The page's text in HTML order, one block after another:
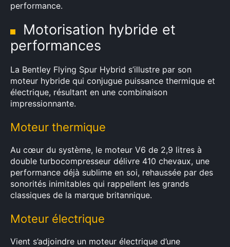
performance.
Motorisation hybride et
performances
La Bentley Flying Spur Hybrid s’illustre par son
moteur hybride qui conjugue puissance thermique et
électrique, résultant en une combinaison
impressionnante.
Moteur thermique
Au cœur du système, le moteur V6 de 2,9 litres à
double turbocompresseur délivre 410 chevaux, une
performance déjà sublime en soi, rehaussée par des
sonorités inimitables qui rappellent les grands
classiques de la marque britannique.
Moteur électrique
Vient s’adjoindre un moteur électrique d’une